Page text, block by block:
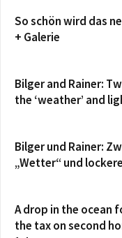
So schön wird das
+ Galerie
Bilger and Rainer:
the ‘weather’ and
Bilger und Rainer:
„Wetter“ und
A drop in the ocean
the tax on second